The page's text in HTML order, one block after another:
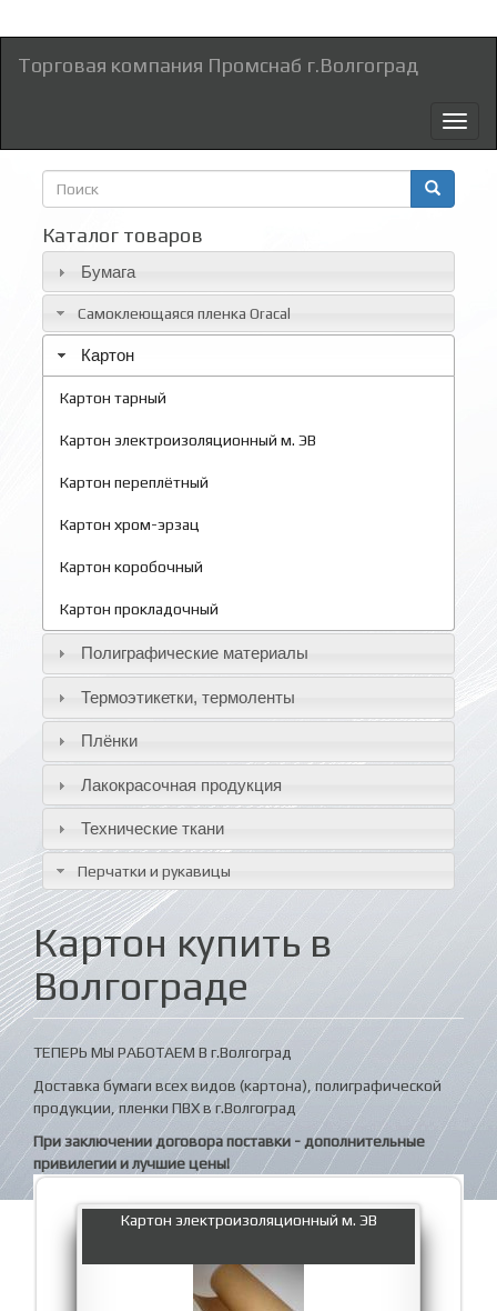
Торговая компания Промснаб г.Волгоград
Форма
поиска
Каталог товаров
Бумага
Самоклеющаяся пленка Oracal
Картон
Картон тарный
Картон электроизоляционный м. ЭВ
Картон переплётный
Картон хром-эрзац
Картон коробочный
Картон прокладочный
Полиграфические материалы
Термоэтикетки, термоленты
Плёнки
Лакокрасочная продукция
Технические ткани
Перчатки и рукавицы
Картон купить в
Волгограде
ТЕПЕРЬ МЫ РАБОТАЕМ В г.Волгоград
Доставка бумаги всех видов (картона), полиграфической
продукции, пленки ПВХ в г.Волгоград
При заключении договора поставки - дополнительные
привилегии и лучшие цены!
Картон электроизоляционный м. ЭВ